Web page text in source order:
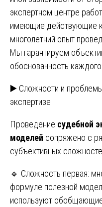
экспертном центре
имеющие действующие
многолетний опыт
Мы гарантируем
обоснованность
▶️ Сложности и
экспертизе
Проведение судебной
моделей сопряжено с
субъективных
🔹 Сложность первая:
формуле полезной
используют